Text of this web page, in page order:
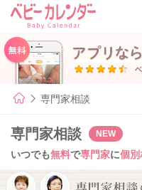
専門家相談
専門家相談 NEW
いつでも無料で専門家に個別